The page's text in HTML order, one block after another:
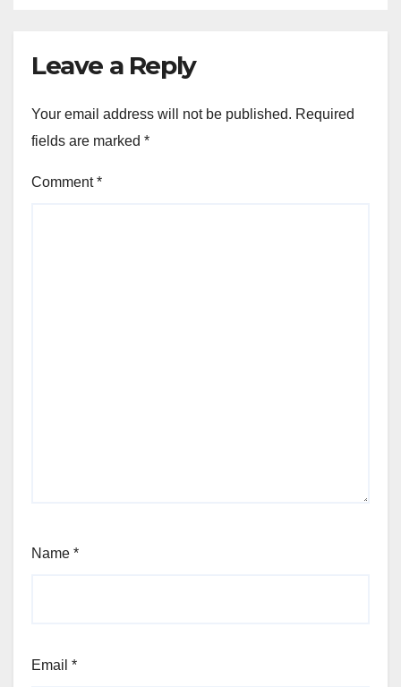
Leave a Reply
Your email address will not be published. Required
fields are marked *
Comment*
Name *
Email *